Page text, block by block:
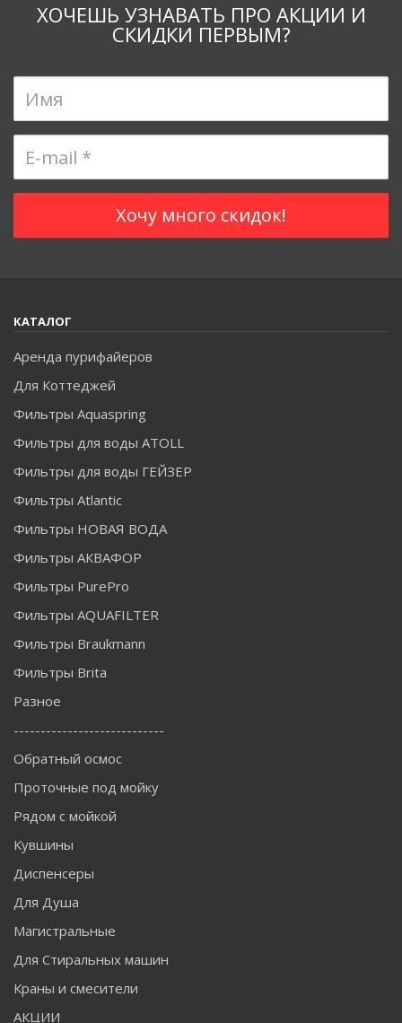
ХОЧЕШЬ УЗНАВАТЬ ПРО АКЦИИ И
СКИДКИ ПЕРВЫМ?
КАТАЛОГ
Аренда пурифайеров
Для Коттеджей
Фильтры Aquaspring
Фильтры для воды ATOLL
Фильтры для воды ГЕЙЗЕР
Фильтры Atlantic
Фильтры НОВАЯ ВОДА
Фильтры АКВАФОР
Фильтры PurePro
Фильтры AQUAFILTER
Фильтры Braukmann
Фильтры Brita
Разное
----------------------------
Обратный осмос
Проточные под мойку
Рядом с мойкой
Кувшины
Диспенсеры
Для Душа
Магистральные
Для Стиральных машин
Краны и смесители
АКЦИИ